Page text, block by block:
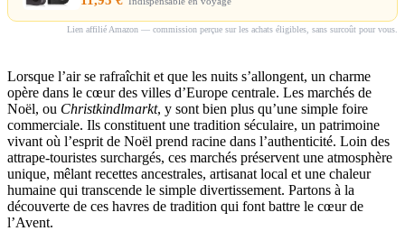
Lien affilié Amazon — commission perçue sur les achats éligibles, sans surcoût pour vous.
Lorsque l’air se rafraîchit et que les nuits s’allongent, un charme
opère dans le cœur des villes d’Europe centrale. Les marchés de
Noël, ou Christkindlmarkt, y sont bien plus qu’une simple foire
commerciale. Ils constituent une tradition séculaire, un patrimoine
vivant où l’esprit de Noël prend racine dans l’authenticité. Loin des
attrape-touristes surchargés, ces marchés préservent une atmosphère
unique, mêlant recettes ancestrales, artisanat local et une chaleur
humaine qui transcende le simple divertissement. Partons à la
découverte de ces havres de tradition qui font battre le cœur de
l’Avent.